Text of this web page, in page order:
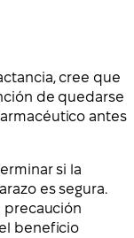
cree que
de quedarse
antes
si la
es segura.
precaución
beneficio